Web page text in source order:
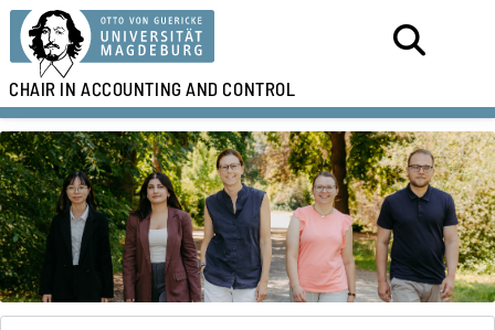
CHAIR INACCOUNTING AND CONTROL